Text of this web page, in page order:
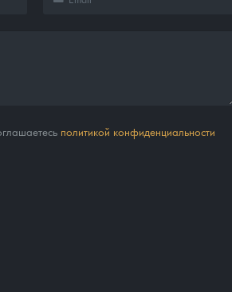
политикой конфиденциальности